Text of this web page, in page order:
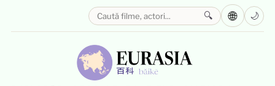
🔍 🌐 🌙